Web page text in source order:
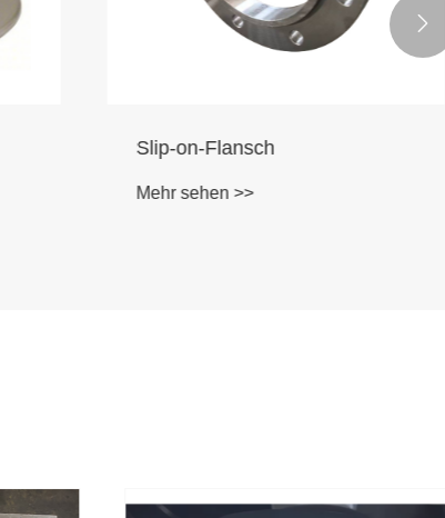
Slip-on-Flansch
Mehr sehen >>
